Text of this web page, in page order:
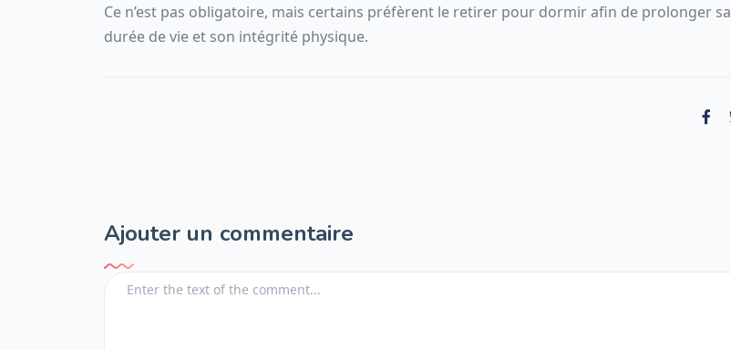
Ce n’est pas obligatoire, mais certains préfèrent le retirer pour dormir afin de prolonger sa
durée de vie et son intégrité physique.
Ajouter un commentaire